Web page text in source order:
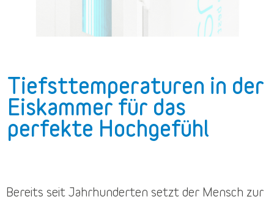
Tiefsttemperaturen in der
Eiskammer für das
perfekte Hochgefühl
Bereits seit Jahrhunderten setzt der Mensch zur